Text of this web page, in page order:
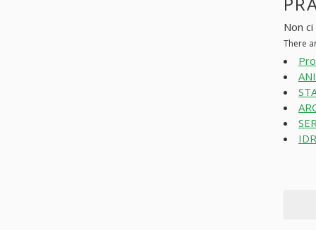
Non
There